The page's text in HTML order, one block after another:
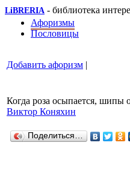
LiBRERIA - библиотека
Афоризмы
Пословицы
Добавить афоризм |
Когда роза осыпается, шипы
Виктор Коняхин
Поделиться…